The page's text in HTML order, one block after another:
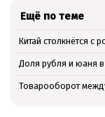
Ещё по теме
Китай столкнётся с
Доля рубля и юаня в
Товарооборот